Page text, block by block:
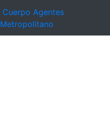
Cuerpo Agentes
Metropolitano